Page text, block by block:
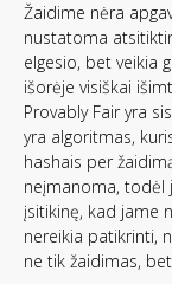
Žaidime nėra
nustatoma
elgesio, bet veikia
išorėje visiškai
Provably Fair yra
yra algoritmas,
hashais per
neįmanoma, todėl
įsitikinę, kad jame
nereikia patikrinti,
ne tik žaidimas,